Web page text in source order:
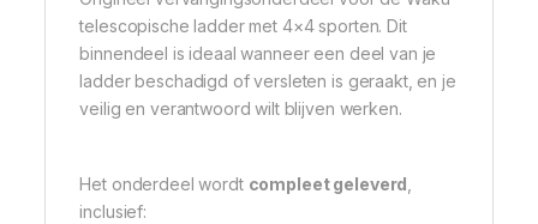
telescopische ladder met 4×4 sporten. Dit
binnendeel is ideaal wanneer een deel van je
ladder beschadigd of versleten is geraakt, en je
veilig en verantwoord wilt blijven werken.
Het onderdeel wordt compleet geleverd
inclusief: